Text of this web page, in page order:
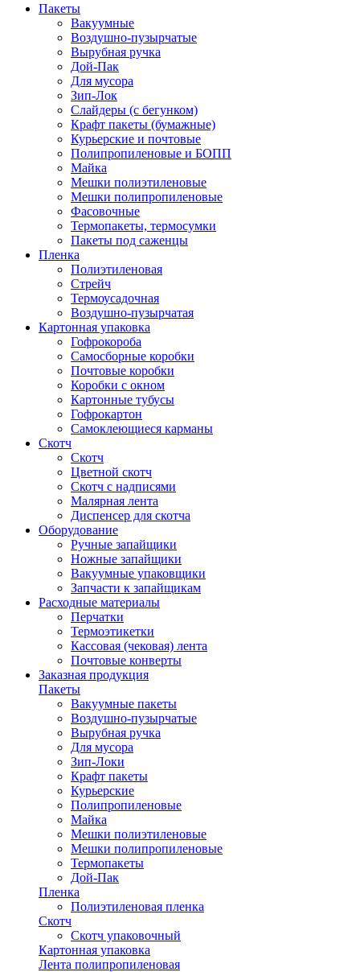
Пакеты
Вакуумные
Воздушно-пузырчатые
Вырубная ручка
Дой-Пак
Для мусора
Зип-Лок
Слайдеры (с бегунком)
Крафт пакеты (бумажные)
Курьерские и почтовые
Полипропиленовые и БОПП
Майка
Мешки полиэтиленовые
Мешки полипропиленовые
Фасовочные
Термопакеты, термосумки
Пакеты под саженцы
Пленка
Полиэтиленовая
Стрейч
Термоусадочная
Воздушно-пузырчатая
Картонная упаковка
Гофрокороба
Самосборные коробки
Почтовые коробки
Коробки с окном
Картонные тубусы
Гофрокартон
Самоклеющиеся карманы
Скотч
Скотч
Цветной скотч
Скотч с надписями
Малярная лента
Диспенсер для скотча
Оборудование
Ручные запайщики
Ножные запайщики
Вакуумные упаковщики
Запчасти к запайщикам
Расходные материалы
Перчатки
Термоэтикетки
Кассовая (чековая) лента
Почтовые конверты
Заказная продукция
Пакеты
Вакуумные пакеты
Воздушно-пузырчатые
Вырубная ручка
Для мусора
Зип-Локи
Крафт пакеты
Курьерские
Полипропиленовые
Майка
Мешки полиэтиленовые
Мешки полипропиленовые
Термопакеты
Дой-Пак
Пленка
Полиэтиленовая пленка
Скотч
Скотч упаковочный
Картонная упаковка
Лента полипропиленовая